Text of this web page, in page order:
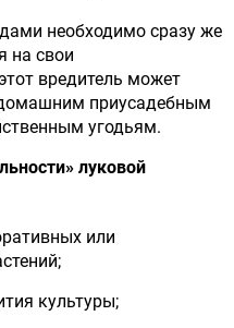
необходимо сразу же
на свои
вредитель может
приусадебным
угодьям.
луковой
или
культуры;